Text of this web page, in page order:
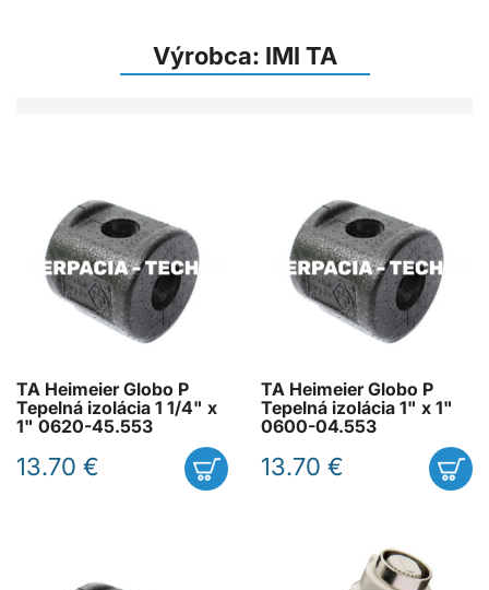
Výrobca: IMI TA
TA Heimeier Globo P
Tepelná izolácia 1 1/4" x
1" 0620-45.553
13.70 €
TA Heimeier Globo P
Tepelná izolácia 1" x 1"
0600-04.553
13.70 €